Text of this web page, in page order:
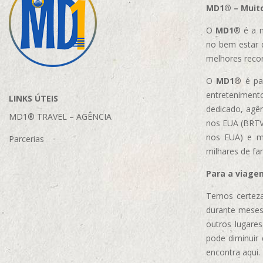
LINKS ÚTEIS
MD1® TRAVEL – AGÊNCIA
Parcerias
MD1® –
O MD1® é a
no bem estar
melhores
O MD1® é
dedicado,
nos EUA
nos EUA) e
milhares de
Para a
Temos
durante
outros
pode diminuir
encontra aqui.